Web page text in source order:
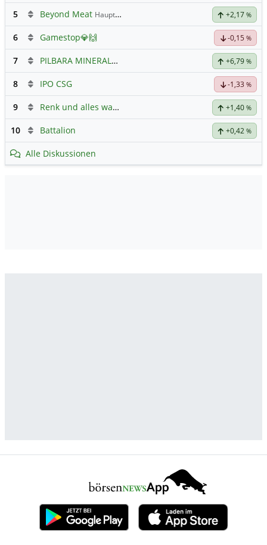
5 Beyond Meat Hauptdiskussion +2,17 %
6 Gamestop💎🙌 -0,15 %
7 PILBARA MINERALS +6,79 %
8 IPO CSG -1,33 %
9 Renk und alles was dazugehört +1,40 %
10 Battalion +0,42 %
Alle Diskussionen